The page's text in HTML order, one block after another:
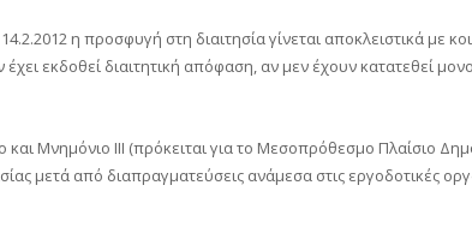
η προσφυγή στη διαιτησία γίνεται αποκλειστικά με
εκδοθεί διαιτητική απόφαση, αν μεν έχουν κατατεθεί
Μνημόνιο ΙΙΙ (πρόκειται για το Μεσοπρόθεσμο Πλαίσιο
μετά από διαπραγματεύσεις ανάμεσα στις εργοδοτικές